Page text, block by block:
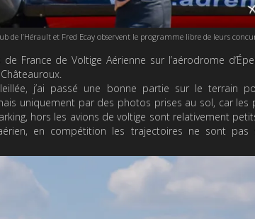
de l’Hérault et Fred Ecay observent le programme libre de leurs
France de Voltige Aérienne sur l’aérodrome
j’ai passé une bonne partie sur le terrain
uniquement par des photos prises au sol, car
hors les avions de voltige sont relativement
en compétition les trajectoires ne sont pas